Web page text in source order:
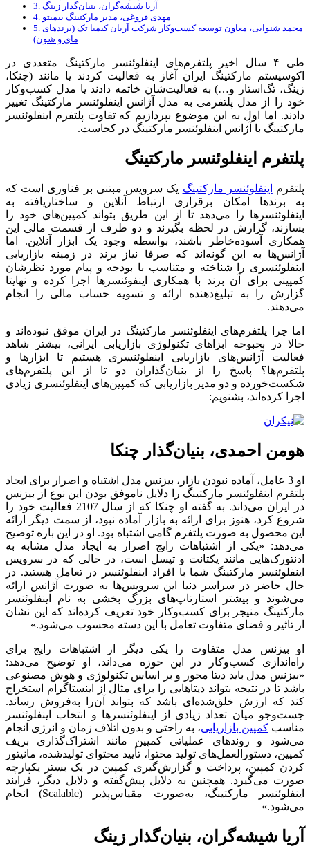
آریا شیشه‌گران، بنیان‌گذار زینگ
مهدی فروغی، مدیر مارکتینگ بیمیتو
محمد شنوایی، معاون توسعه کسب‌وکار شرکت آریان کیمیا تک (برندهای
مای و شون)
طی ۴ سال اخیر پلتفرم‌های اینفلوئنسر مارکتینگ متعددی در
اکوسیستم مارکتینگ ایران آغاز به فعالیت کردند یا مانند (چنکا،
زینگ، تگ‌استار و…) به فعالیت‌شان خاتمه دادند یا مدل کسب‌و‌کار
خود را از مدل پلتفرمی به مدل آژانس اینفلوئنسر مارکتینگ تغییر
دادند. اما اول به این موضوع بپردازیم که تفاوت پلتفرم اینفلوئنسر
مارکتینگ با آژانس اینفلوئنسر مارکتینگ در کجاست.
پلتفرم اینفلوئنسر مارکتینگ
پلتفرم اینفلوئنسر مارکتینگ یک سرویس مبتنی بر فناوری است که
به برندها امکان برقراری ارتباط آنلاین و ساختاریافته به
اینفلوئنسرها را می‌دهد تا از این طریق بتواند کمپین‌های خود را
بسازند، گزارش در لحظه بگیرند و دو طرف از قسمت مالی این
همکاری آسوده‌خاطر باشند، بواسطه وجود یک ابزار آنلاین. اما
آژانس‌‌ها به این گونه‌اند که صرفا نیاز برند در زمینه بازاریابی
اینفلوئنسری را شناخته و متناسب با بودجه و پیام مورد نظرشان
کمپینی برای آن برند با همکاری اینفوئنسرها اجرا کرده و نهایتا
گزارش را به تبلیغ‌دهنده ارائه و تسویه حساب مالی را انجام
می‌دهند.
اما چرا پلتفرم‌های اینفلوئنسر مارکتینگ در ایران موفق نبوده‌اند و
حالا در بحبوحه ابزاهای تکنولوژی بازاریابی ایرانی، بیشتر شاهد
فعالیت آژانس‌های بازاریابی اینفلوئنسری هستیم تا ابزارها و
پلتفرم‌ها؟‌ پاسخ را از بنیان‌گذاران دو تا از این پلتفرم‌های
شکست‌خورده و دو مدیر بازاریابی که کمپین‌های اینفلوئنسری زیادی
اجرا کرده‌اند، بشنویم:
هومن احمدی، بنیان‌گذار چنکا
او 3 عامل، آماده نبودن بازار، بیزنس مدل اشتباه و اصرار برای ایجاد
پلتفرم اینفلوئنسر مارکتینگ را دلایل ناموفق بودن این نوع از بیزنس
در ایران می‌داند. به گفته او چنکا که از سال 2107 فعالیت خود را
شروع کرد، هنوز برای ارائه به بازار آماده نبود، از سمت دیگر ارائه
این محصول به صورت پلتفرم گامی اشتباه بود. او در این باره توضیح
می‌دهد: «یکی از اشتباهات رایج اصرار به ایجاد مدل مشابه به
ادنتورک‌هایی مانند یکتانت و تپسل است، در حالی که در سرویس
اینفلوئنسر مارکتینگ شما با افراد اینفلوئنسر در تعامل هستید. در
حال حاضر در سراسر دنیا این سرویس‌ها به صورت آژانس ارائه
می‌شوند و بیشتر استارتاپ‌های بزرگ بخشی به نام اینفلوئنسر
مارکتینگ منیجر برای کسب‌وکار خود تعریف کرده‌اند که این نشان
از تاثیر و فضای متفاوت تعامل با این دسته محسوب می‌شود.»
او بیزنس مدل متفاوت را یکی دیگر از اشتباهات رایج برای
راه‌اندازی کسب‌وکار در این حوزه می‌داند، او توضیح می‌دهد:
«بیزنس مدل باید دیتا محور و بر اساس تکنولوژی و هوش مصنوعی
باشد تا در نتیجه بتواند دیتاهایی را برای مثال از اینستاگرام استخراج
کند که ارزش خلق‌شده‌ای باشد که بتواند آن‌را به‌فروش رساند.
جست‌وجو میان تعداد زیادی از اینفلوئنسرها و انتخاب اینفلوئنسر
مناسب کمپین بازاریابی، به راحتی و بدون اتلاف زمان و انرژی انجام
می‌شود و روندهای عملیاتی کمپین مانند اشتراک‌گذاری بریف
کمپین، دستورالعمل‌های تولید محتوا، تأیید محتوای تولیدشده، مانیتور
کردن کمپین، پرداخت و گزارش‌گیری کمپین در یک بستر یکپارچه
صورت می‌گیرد. همچنین به دلایل پیش‌گفته و دلایل دیگر، فرایند
اینفلوئنسر مارکتینگ، به‌صورت مقیاس‌پذیر (Scalable) انجام
می‌شود.»
آریا شیشه‌گران، بنیان‌گذار زینگ